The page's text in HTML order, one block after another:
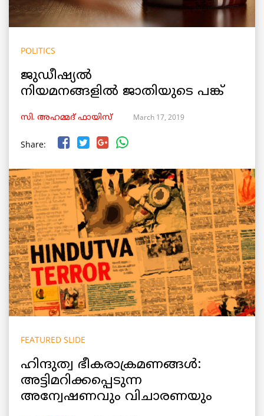
POLITICS
ജുഡീഷ്യല്‍
നിയമനങ്ങളില്‍ ജാതിയുടെ പങ്ക്
സി. അഹമ്മദ് ഫായിസ് March 17, 2019
Share:
FEATURED SLIDE
ഹിന്ദുത്വ ഭീകരാക്രമണങ്ങൾ:
അട്ടിമറിക്കപ്പെടുന്ന
അന്വേഷണവും വിചാരണയും